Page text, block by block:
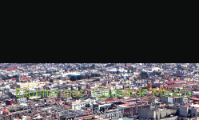
Experiencias · Ciudad de Mexico ·
Coyoacán Frida Kah…